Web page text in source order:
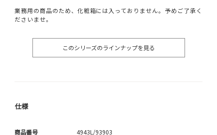
業務用の商品のため、化粧箱には入っておりません。予めご了承く
ださいませ。
このシリーズのラインナップを見る
仕様
商品番号 4943L/93903